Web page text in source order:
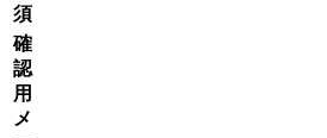
須
確
認
用
メ